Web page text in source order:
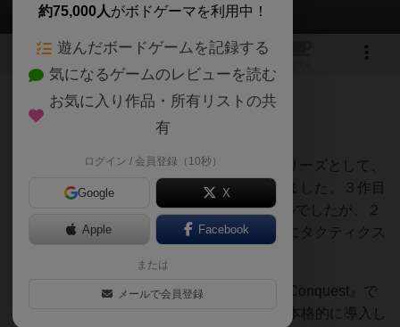
1 1
76名 0名 0 約1ヶ月前
1981年にMetagaming社は<Metahistory>シリーズとして、
『Hitler's War』を含む３タイトルを出版しました。３作目
の『Command at Sea』はミニチュアル－ルでしたが、２
作目の『The Trojan War』であれば1988年にタクティクス
１作目の『Hitler's War』は同社の『Stellar Conquest』で
登場した<技術ツリー>と言う概念を初めて本格的に導入し
約75,000人がボドゲーマを利用中！
遊んだボードゲームを記録する
気になるゲームのレビューを読む
お気に入り作品・所有リストの共
有
ログイン / 会員登録（10秒）
Google X
Apple Facebook
または
メールで会員登録